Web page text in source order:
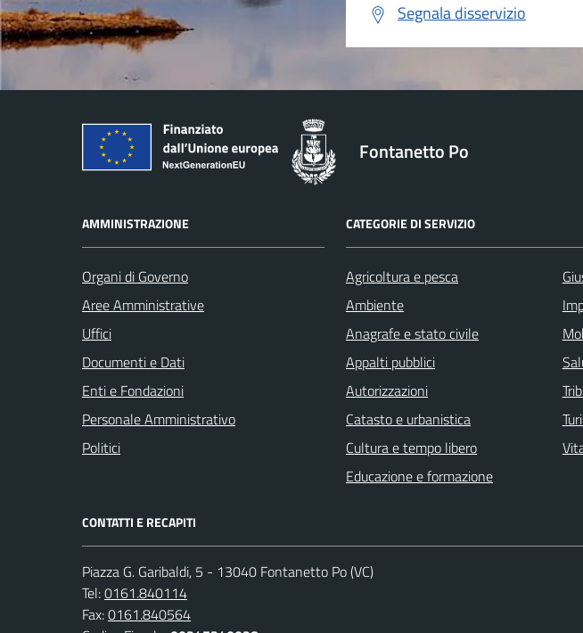
Segnala disservizio
Fontanetto Po
AMMINISTRAZIONE
Organi di Governo
Aree Amministrative
Uffici
Documenti e Dati
Enti e Fondazioni
Personale Amministrativo
Politici
CATEGORIE DI SERVIZIO
Agricoltura e pesca
Ambiente
Anagrafe e stato civile
Appalti pubblici
Autorizzazioni
Catasto e urbanistica
Cultura e tempo libero
Educazione e formazione
CONTATTI E RECAPITI
Piazza G. Garibaldi, 5 - 13040 Fontanetto Po (VC)
Tel:0161.840114
Fax:0161.840564